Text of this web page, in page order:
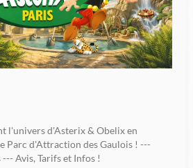
l'univers d'Asterix & Obelix en
Parc d'Attraction des Gaulois ! ---
Avis, Tarifs et Infos !